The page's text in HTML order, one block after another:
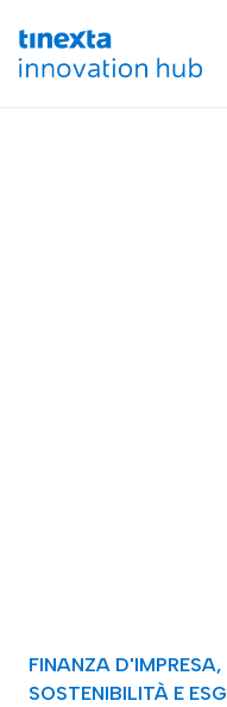
FINANZA D'IMPRESA,
SOSTENIBILITÀ E ESG